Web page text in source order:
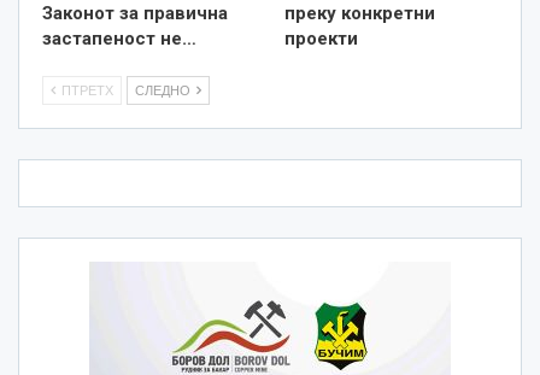
Законот за правична
застапеност не…
преку конкретни
проекти
ПТРЕТХ СЛЕДНО